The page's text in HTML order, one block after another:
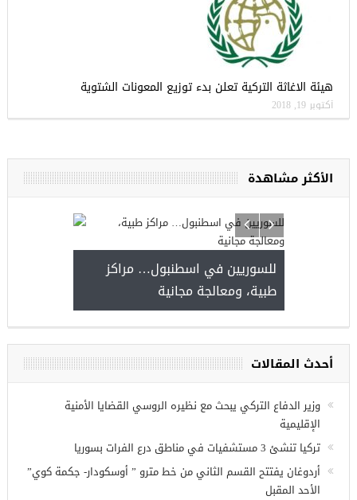
هيئة الاغاثة التركية تعلن بدء توزيع المعونات الشتوية
أكتوبر 19, 2018
الأكثر مشاهدة
مجموعة فرص عمل للسوريين في
أحدث المقالات
وزير الدفاع التركي يبحث مع نظيره الروسي القضايا الأمنية
الإقليمية